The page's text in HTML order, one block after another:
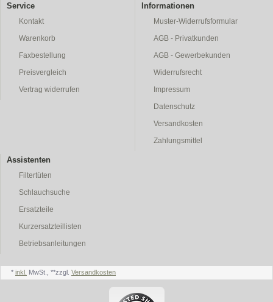
Service
Kontakt
Warenkorb
Faxbestellung
Preisvergleich
Vertrag widerrufen
Informationen
Muster-Widerrufsformular
AGB - Privatkunden
AGB - Gewerbekunden
Widerrufsrecht
Impressum
Datenschutz
Versandkosten
Zahlungsmittel
Assistenten
Filtertüten
Schlauchsuche
Ersatzteile
Kurzersatzteillisten
Betriebsanleitungen
* inkl. MwSt., **zzgl. Versandkosten